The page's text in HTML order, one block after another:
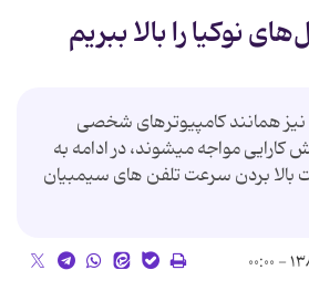
نوکیا را بالا ببریم
همانند کامپیوترهای شخصی
کارایی مواجه میشوند، در ادامه به
بردن سرعت تلفن های سیمبیان